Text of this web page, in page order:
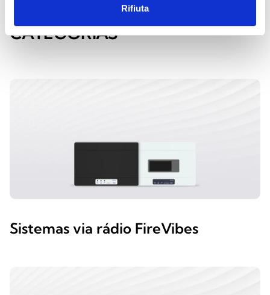
Rifiuta
EXPLORA AS OUTRAS
CATEGORIAS
Sistemas via rádio FireVibes